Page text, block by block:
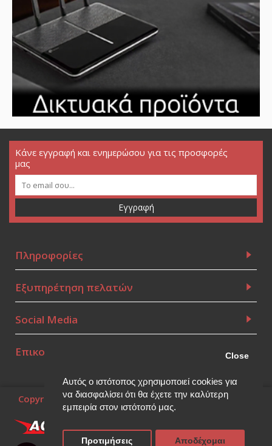
Αυτός ο ιστότοπος χρησιμοποιεί cookies για
να διασφαλίσει ότι θα έχετε την καλύτερη
εμπειρία στον ιστότοπό μας.
Close
Προτιμήσεις Αποδέχομαι
Κάνε εγγραφή και ενημερώσου για τις προσφορές
μας
Εγγραφή
Πληροφορίες
Εξυπηρέτηση πελατών
Social Media
Επικοινωνία
Copyright © 2010~2026, (Powered byThink Open
rights reserved.